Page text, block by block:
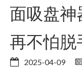
面吸盘神
再不怕脱
2025-04-09